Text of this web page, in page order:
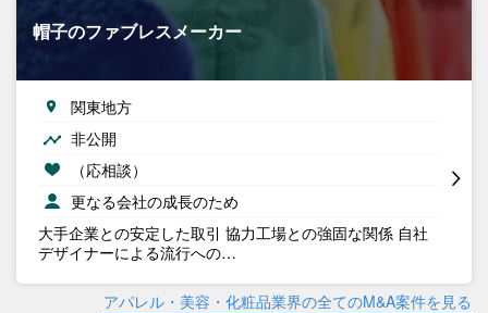
帽子のファブレスメーカー
関東地方
非公開
（応相談）
更なる会社の成長のため
大手企業との安定した取引 協力工場との強固な関係 自社
デザイナーによる流行への…
アパレル・美容・化粧品業界の全てのM&A案件を見る